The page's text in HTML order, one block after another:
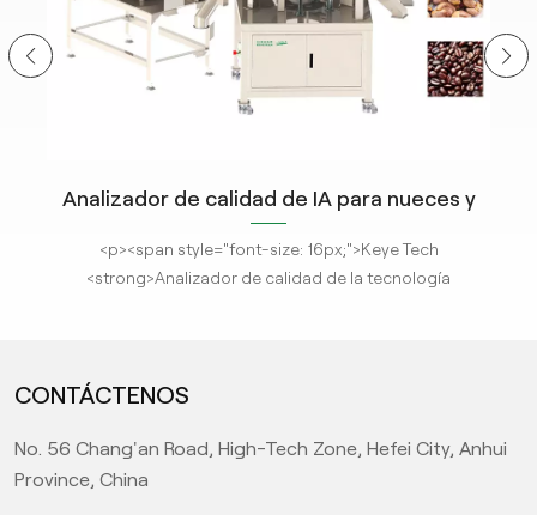
Analizador de calidad de IA para nueces y
anacardos
<p><span style="font-size: 16px;">Keye Tech
<strong>Analizador de calidad de la tecnología
lograr una calidad de producto de gama alta, media y
calidad</strong> tiene una gran confiabilidad, alta
inteligencia, un sistema de imágenes ultra claras, un
CONTÁCTENOS
No. 56 Chang'an Road, High-Tech Zone, Hefei City, Anhui
Province, China